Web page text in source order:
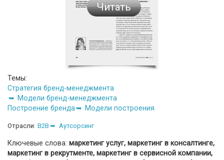
Читать
Темы:
Стратегия бренд-менеджмента
Модели бренд-менеджмента
Построение бренда
Модели построения
Отрасли: B2B Аутсорсинг
Ключевые слова: маркетинг услуг, маркетинг в консалтинге,
маркетинг в рекрутменте, маркетинг в сервисной компании,